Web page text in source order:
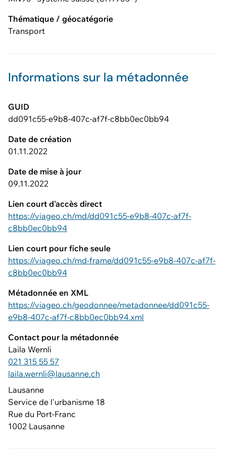
Thématique / géocatégorie
Transport
Informations sur la métadonnée
GUID
dd091c55-e9b8-407c-af7f-c8bb0ec0bb94
Date de création
01.11.2022
Date de mise à jour
09.11.2022
Lien court d'accès direct
https://viageo.ch/md/dd091c55-e9b8-407c-af7f-
c8bb0ec0bb94
Lien court pour fiche seule
https://viageo.ch/md-frame/dd091c55-e9b8-407c-af7f-
c8bb0ec0bb94
Métadonnée en XML
https://viageo.ch/geodonnee/metadonnee/dd091c55-
e9b8-407c-af7f-c8bb0ec0bb94.xml
Contact pour la métadonnée
Laila Wernli
021 315 55 57
laila.wernli@lausanne.ch
Lausanne
Service de l'urbanisme 18
Rue du Port-Franc
1002 Lausanne